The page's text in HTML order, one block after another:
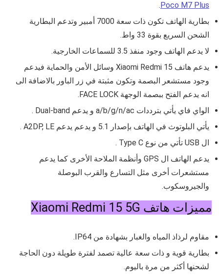
Poco M7 Plus
.
بطارية الهاتف تكون ذات سعة 7000 أمبير وتدعم البطارية
الشحن السريع بقوة 33 واط.
لا يدعم الهاتف وجود منفذ 3.5 للسماعات الخارجية.
يدعم هاتف Xiaomi Redmi 15
وسائل الأمن والحماية فيدعم
وجود مستشعر البصمة وتكون مثبتة في زر الباور بالاضافة الى
انه يدعم الفتح ببصمة الوجهة FACE LOCK.
الواي فاي يأتي بترددات a/b/g/n/ac و يدعم Dual-band .
يأتي البلوتوث في الهاتف بإصدار 5.1 و يدعم يدعم A2DP, LE .
ال USB تأتي من نوع Type C .
يدعم الهاتف ال GPS وأنظمة الملاحة الأخرى كما يدعم
مستشعرات أخرى مثل التسارع والقرب البوصلة
والجيروسكوب.
مميزات هاتف Xiaomi Redmi 15 5G
مقاوم لرذاذ المياه والغبار بشهادة من IP64.
بطارية قوية و ذات سعة عالية تصمد لفترة طويلة دون الحاجة
لشحنها أكثر من مرة باليوم.